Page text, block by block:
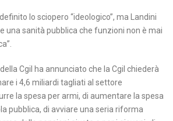
lo sciopero “ideologico”, ma Landini
una sanità pubblica che funzioni non è mai
Cgil ha annunciato che la Cgil chiederà
i 4,6 miliardi tagliati al settore
la spesa per armi, di aumentare la spesa
pubblica, di avviare una seria riforma